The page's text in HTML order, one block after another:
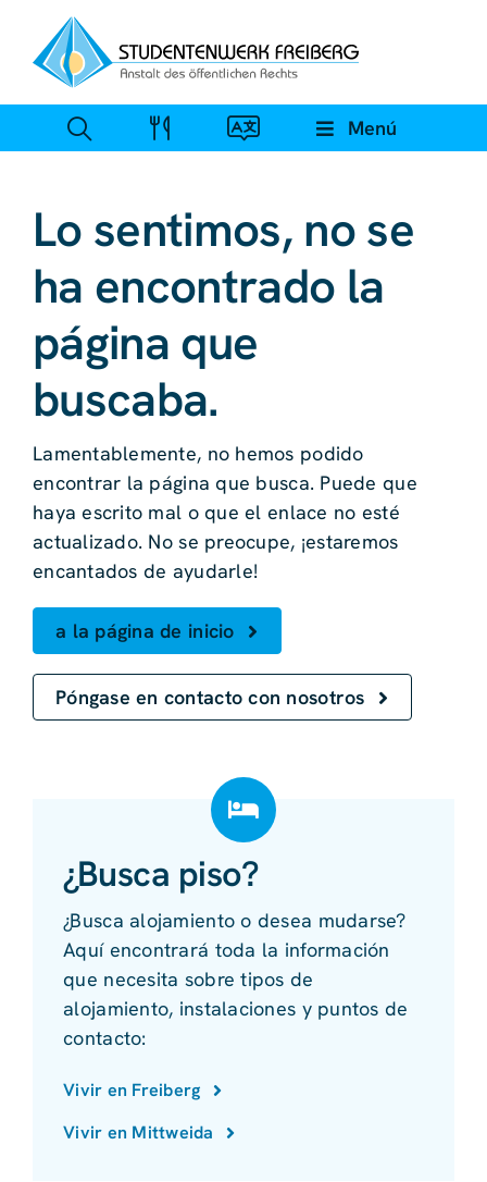
contenido
Menú
Lo sentimos, no se
ha encontrado la
página que
buscaba.
Lamentablemente, no hemos podido
encontrar la página que busca. Puede que
haya escrito mal o que el enlace no esté
actualizado. No se preocupe, ¡estaremos
encantados de ayudarle!
a la página de inicio
Póngase en contacto con nosotros
¿Busca piso?
¿Busca alojamiento o desea mudarse?
Aquí encontrará toda la información
que necesita sobre tipos de
alojamiento, instalaciones y puntos de
contacto:
Vivir en Freiberg
Vivir en Mittweida